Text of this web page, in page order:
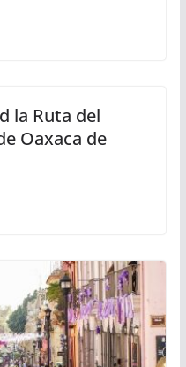
la Ruta del
Oaxaca de